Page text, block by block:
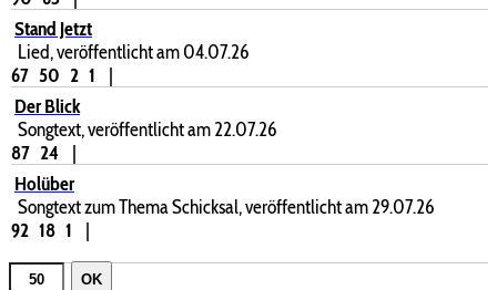
Stand Jetzt
Lied, veröffentlicht am 04.07.26
67 50 2 1
|
Der Blick
Songtext, veröffentlicht am 22.07.26
87 24
|
Holüber
Songtext zum Thema Schicksal, veröffentlicht am 29.07.26
92 18 1 |
OK